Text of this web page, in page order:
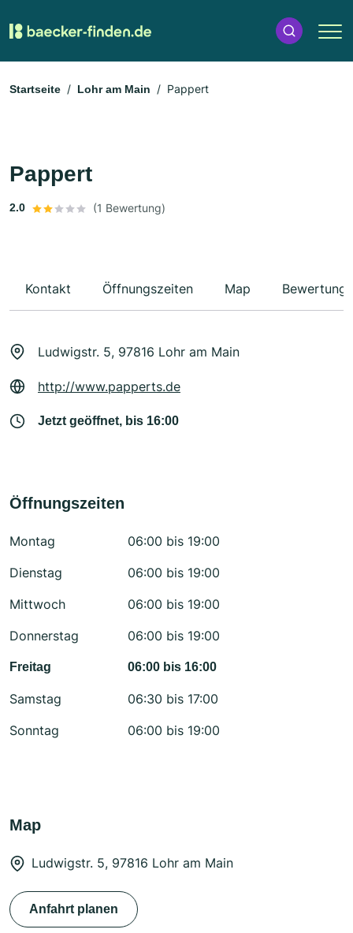
Startseite Lohr am Main Pappert
Pappert
2.0 (1 Bewertung)
Kontakt Öffnungszeiten Map
Ludwigstr. 5, 97816 Lohr am Main
http://www.papperts.de
Jetzt geöffnet, bis 16:00
Öffnungszeiten
Montag
06:00 bis 19:00
Dienstag
06:00 bis 19:00
Mittwoch
06:00 bis 19:00
Donnerstag
06:00 bis 19:00
Freitag 06:00 bis 16:00
Samstag
06:30 bis 17:00
Sonntag
06:00 bis 19:00
Map
Ludwigstr. 5, 97816 Lohr am Main
Anfahrt planen